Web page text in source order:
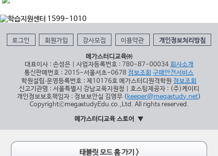
로그인 회원가입 강사모집 이용약관 개인정보처리방침
메가스터디교육㈜
대표이사 : 손성은 | 사업자등록번호 : 780-87-00034 회사소개
통신판매번호 : 2015-서울서초-0678 정보조회 구매안전서비스
학원설립∙운영등록번호 : 제10176호 메가스터디원격학원 정보조회
신고기관명 : 서울특별시 강남교육지원청 | 호스팅제공자 : (주)케이티
개인정보보호책임자 : 정보보안실 김영무 (keeper@megastudy.net)
CopyrightⓒmegastudyEdu.co.,Ltd. All rights reserved.
메가스터디교육 스토어
태블릿 모드 홈 가기 >